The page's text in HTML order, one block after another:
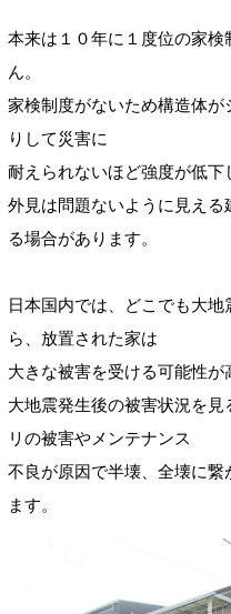
本来は１０年に１度位の家
ん。
家検制度がないため構造体
りして災害に
耐えられないほど強度が低下
外見は問題ないように見え
る場合があります。
日本国内では、どこでも大
ら、放置された家は
大きな被害を受ける可能性が
大地震発生後の被害状況を
リの被害やメンテナンス
不良が原因で半壊、全壊に繋
ます。